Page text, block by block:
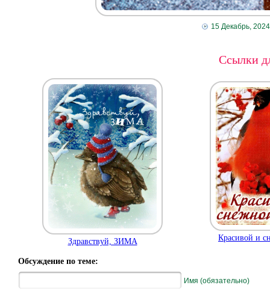
15 Декабрь, 2024
Ссылки
Здравствуй, ЗИМА Красивой и
Обсуждение по теме:
Имя (обязательно)